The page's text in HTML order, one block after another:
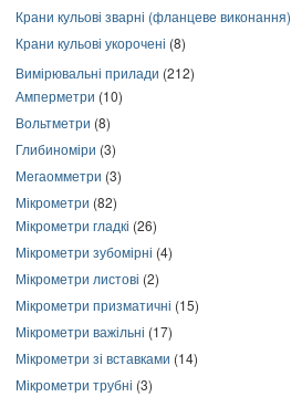
Крани кульові зварні (фланцеве виконання)
Крани кульові укорочені (8)
Вимірювальні прилади (212)
Амперметри (10)
Вольтметри (8)
Глибиноміри (3)
Мегаомметри (3)
Мікрометри (82)
Мікрометри гладкі (26)
Мікрометри зубомірні (4)
Мікрометри листові (2)
Мікрометри призматичні (15)
Мікрометри важільні (17)
Мікрометри зі вставками (14)
Мікрометри трубні (3)